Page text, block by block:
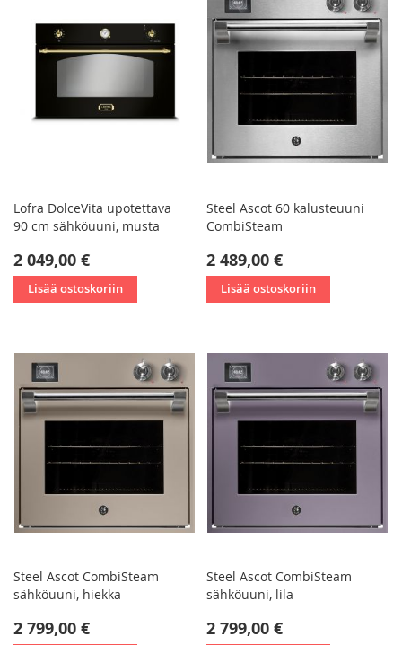
Lofra DolceVita upotettava
90 cm sähköuuni, musta
2 049,00 €
Lisää ostoskoriin
Steel Ascot 60 kalusteuuni
CombiSteam
2 489,00 €
Lisää ostoskoriin
Steel Ascot CombiSteam
sähköuuni, hiekka
2 799,00 €
Steel Ascot CombiSteam
sähköuuni, lila
2 799,00 €